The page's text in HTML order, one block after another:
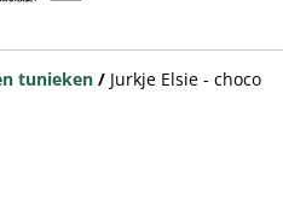
tunieken / Jurkje Elsie - choco